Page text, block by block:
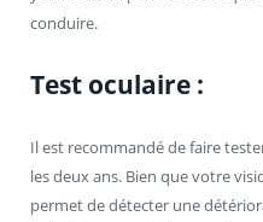
conduire.
Test oculaire :
Il est recommandé de faire
les deux ans. Bien que votre
permet de détecter une